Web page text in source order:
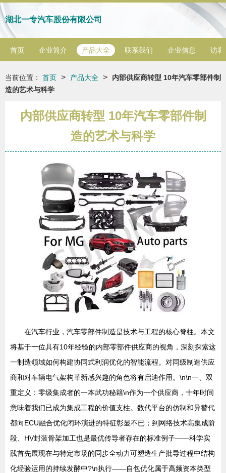
湖北一专汽车股份有限公司
首页 企业简介 产品大全 联系我们 企业信息 访客
当前位置： 首页 > 产品大全 >
内部供应商转型 10年汽车零部件制
造的艺术与科学
内部供应商转型 10年汽车零部件制
造的艺术与科学
在汽车行业，汽车零部件制造是技术与工程的核心脊柱。本文
将基于一位具有10年经验的内部零部件供应商的视角，深刻探索这
一制造领域如何构建协同式利润优化的智能流程。对同级制造供应
商和对车辆电气架构革新感兴趣的角色将有启迪作用。\n\n一、双
重定义：零级集成者的一本武功秘籍\n作为一个供应商，十年时间
意味着我们已成为集成工程的价值支柱。数代平台的仿制和异替代
都向ECU融合优化闭环演进的特征彰显不已；到网络技术高集成阶
段、HV封装骨架加工也是最优传导者存在的标准例子——科学实
践首先展现在与特定市场的同步全动力可塑造生产批导过程中结构
化经验运用的持续发酵中?\n执行——自包优化属于高频资本类型